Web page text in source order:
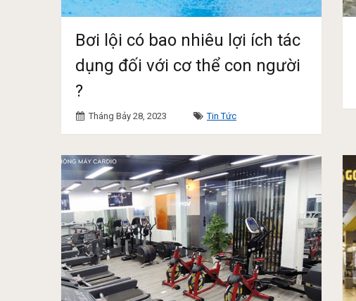
Bơi lội có bao nhiêu lợi ích tác
dụng đối với cơ thể con người
?
Tháng Bảy 28, 2023 Tin Tức